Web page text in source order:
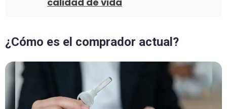
¿Cómo es el comprador actual?